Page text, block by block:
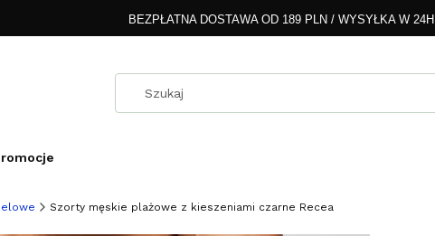
BEZPŁATNA DOSTAWA OD 189 PLN / WYSYŁKA W 24H
Szorty męskie plażowe z kieszeniami czarne Recea